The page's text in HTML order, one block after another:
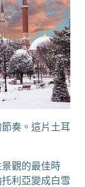
奏。這片土耳
觀的最佳時
利亞變成白雪